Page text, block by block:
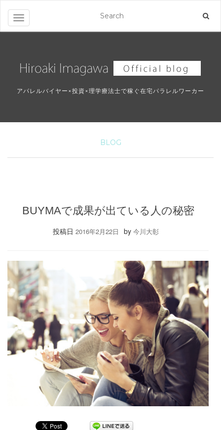
ナビゲーションを切り替え
アパレルバイヤー×投資×理学療法士で稼ぐ在宅パラレルワーカー
BLOG
BUYMAで成果が出ている人の秘密
投稿日 2016年2月22日 by 今川大彰